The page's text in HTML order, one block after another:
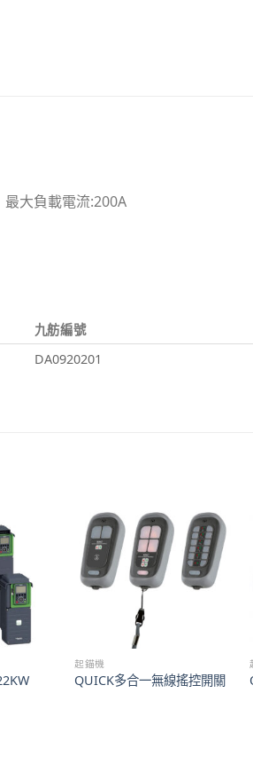
最大負載電流:200A
九舫編號
DA0920201
起錨機
QUICK多合一無線搖控開關